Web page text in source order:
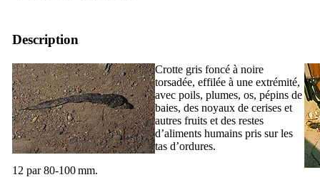
Description
Crotte gris foncé à noire
torsadée, effilée à une extrémité,
avec poils, plumes, os, pépins de
baies, des noyaux de cerises et
autres fruits et des restes
d’aliments humains pris sur les
tas d’ordures.
12 par 80-100 mm.